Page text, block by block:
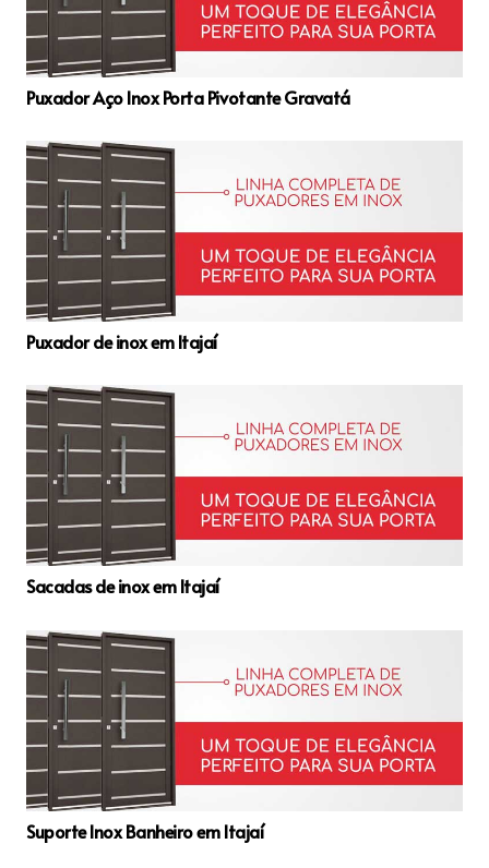
Puxador Aço Inox Porta Pivotante Gravatá
Puxador de inox em Itajaí
Sacadas de inox em Itajaí
Suporte Inox Banheiro em Itajaí